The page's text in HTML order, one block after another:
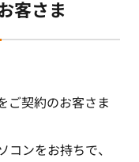
客さま
ご契約のお客さま
コンをお持ちで、